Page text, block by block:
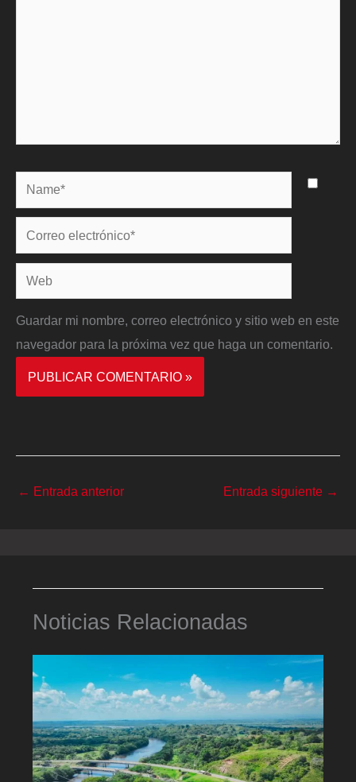
Name*
Correo
electrónico*
Web
Guardar mi nombre, correo electrónico y sitio web en este
navegador para la próxima vez que haga un comentario.
← Entrada anterior Entrada siguiente →
Noticias Relacionadas